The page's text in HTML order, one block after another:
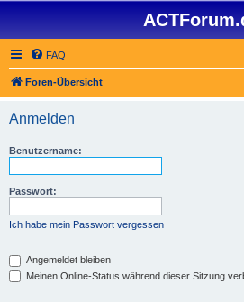
FAQ
Foren-Übersicht
Anmelden
Benutzername:
Passwort:
Ich habe mein Passwort vergessen
Angemeldet bleiben
Meinen Online-Status während dieser Sitzung